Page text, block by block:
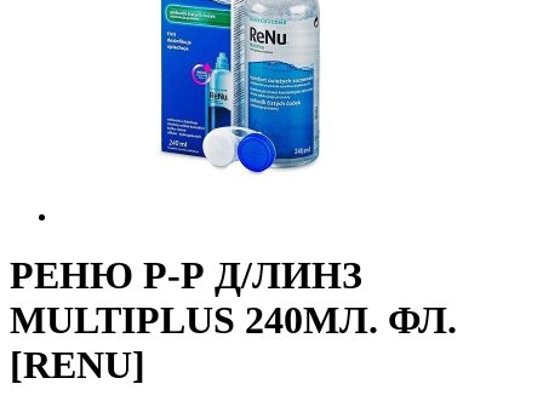
РЕНЮ Р-Р Д/ЛИНЗ
MULTIPLUS 240МЛ. ФЛ.
[RENU]